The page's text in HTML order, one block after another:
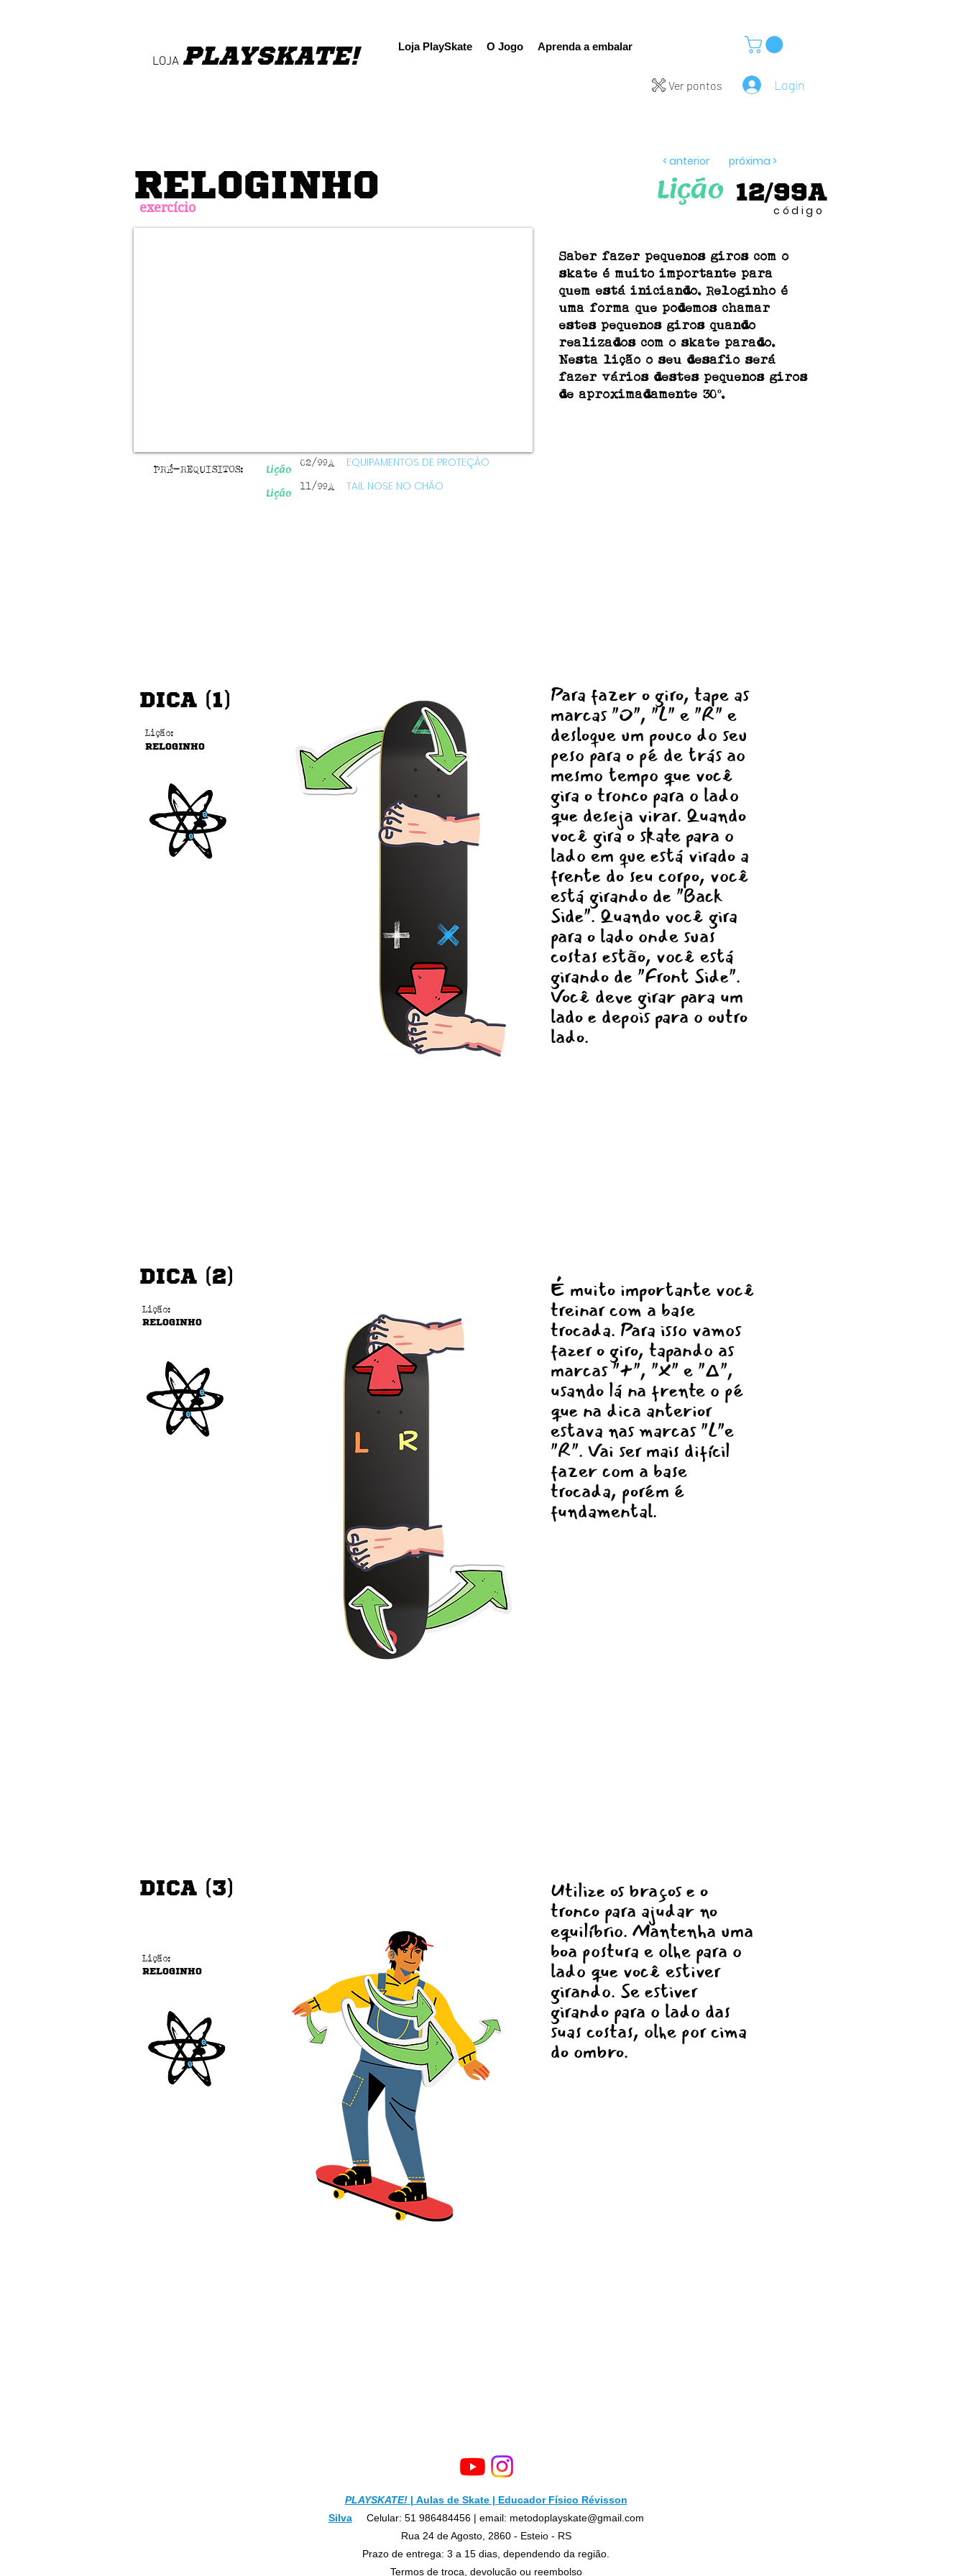
LOJA PLAYSKATE! Loja PlaySkate O Jogo Aprenda a embalar
Login
Ver pontos
exercício
RELOGINHO
PRÉ-REQUISITOS:
Lição
Lição
02/99A
11/99A
EQUIPAMENTOS DE PROTEÇÃO
TAIL NOSE NO CHÃO
Lição
< anterior
12/99A
próxima >
código
Saber fazer pequenos giros com o
skate é muito importante para
quem está iniciando. Reloginho é
uma forma que podemos chamar
estes pequenos giros quando
realizados com o skate parado.
Nesta lição o seu desafio será
fazer vários destes pequenos giros
de aproximadamente 30º.
DICA (1)
Lição:
RELOGINHO
Para fazer o giro, tape as
marcas "O", "L" e "R" e
desloque um pouco do seu
peso para o pé de trás ao
mesmo tempo que você
gira o tronco para o lado
que deseja virar. Quando
você gira o skate para o
lado em que está virado a
frente do seu corpo, você
está girando de "Back
Side". Quando você gira
para o lado onde suas
costas estão, você está
girando de "Front Side".
Você deve girar para um
lado e depois para o outro
lado.
DICA (2)
Lição:
RELOGINHO
É muito importante você
treinar com a base
trocada. Para isso vamos
fazer o giro, tapando as
marcas "+", "X" e "∆",
usando lá na frente o pé
que na dica anterior
estava nas marcas "L"e
"R". Vai ser mais difícil
fazer com a base
trocada, porém é
fundamental.
DICA (3)
Lição:
RELOGINHO
Utilize os braços e o
tronco para ajudar no
equilíbrio. Mantenha uma
boa postura e olhe para o
lado que você estiver
girando. Se estiver
girando para o lado das
suas costas, olhe por cima
do ombro.
PLAYSKATE! | Aulas de Skate | Educador Físico Révisson
Silva
Celular: 51 986484456| email: metodoplayskate@gmail.com
Rua 24 de Agosto, 2860 - Esteio - RS
Prazo de entrega: 3 a 15 dias, dependendo da região.
Termos de troca, devolução ou reembolso​